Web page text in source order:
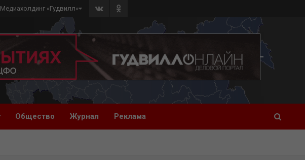
Медиахолдинг «Гудвилл»
Общество Журнал Реклама